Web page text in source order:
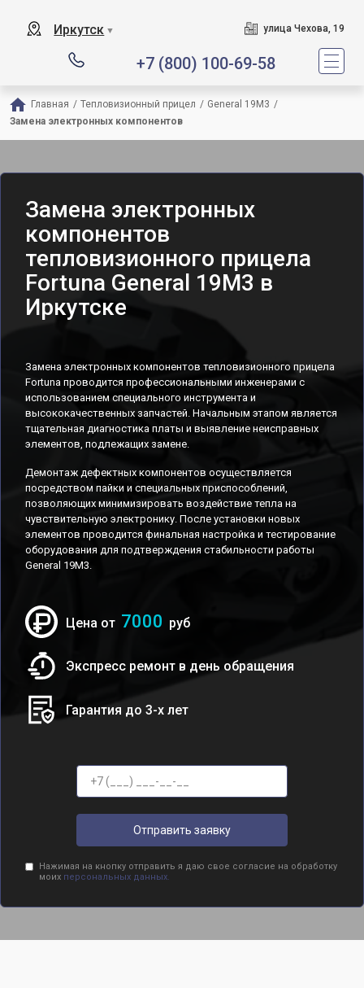
Иркутск ▼ улица Чехова, 19
+7 (800) 100-69-58
Главная / Тепловизионный прицел / General 19M3 /
Замена электронных компонентов
Замена электронных
компонентов
тепловизионного прицела
Fortuna General 19M3 в
Иркутске
Замена электронных компонентов тепловизионного прицела
Fortuna проводится профессиональными инженерами с
использованием специального инструмента и
высококачественных запчастей. Начальным этапом является
тщательная диагностика платы и выявление неисправных
элементов, подлежащих замене.
Демонтаж дефектных компонентов осуществляется
посредством пайки и специальных приспособлений,
позволяющих минимизировать воздействие тепла на
чувствительную электронику. После установки новых
элементов проводится финальная настройка и тестирование
оборудования для подтверждения стабильности работы
General 19M3.
Цена от 7000 руб
Экспресс ремонт в день обращения
Гарантия до 3-х лет
Отправить заявку
Нажимая на кнопку отправить я даю свое согласие на обработку
моих персональных данных.